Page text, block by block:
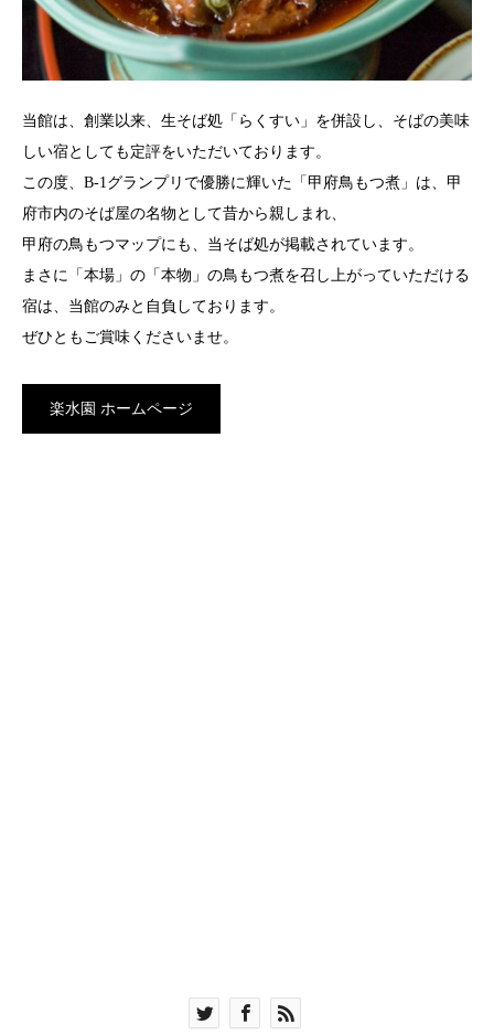
当館は、創業以来、生そば処「らくすい」を併設し、そばの美味
しい宿としても定評をいただいております。
この度、B-1グランプリで優勝に輝いた「甲府鳥もつ煮」は、甲
府市内のそば屋の名物として昔から親しまれ、
甲府の鳥もつマップにも、当そば処が掲載されています。
まさに「本場」の「本物」の鳥もつ煮を召し上がっていただける
宿は、当館のみと自負しております。
ぜひともご賞味くださいませ。
楽水園 ホームページ